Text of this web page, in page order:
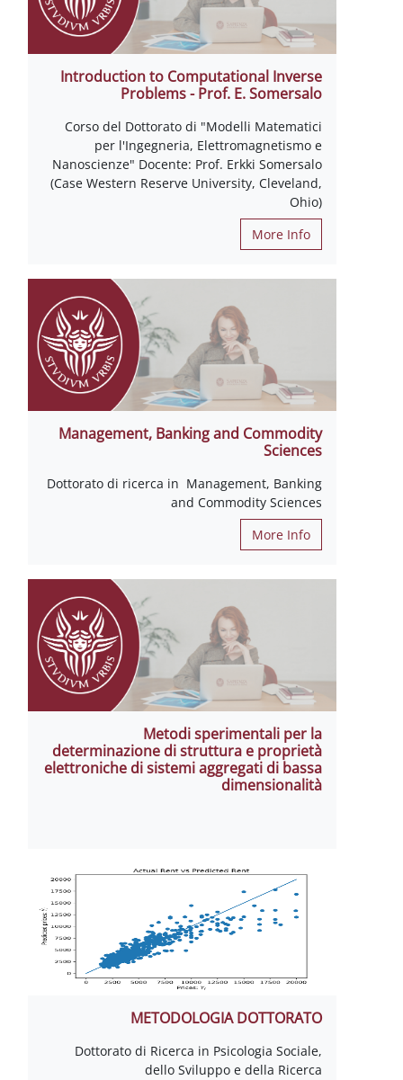
Introduction to Computational Inverse
Problems - Prof. E. Somersalo
Corso del Dottorato di "Modelli Matematici
per l'Ingegneria, Elettromagnetismo e
Nanoscienze" Docente: Prof. Erkki Somersalo
(Case Western Reserve University, Cleveland,
Ohio)
More Info
Management, Banking and Commodity
Sciences
Dottorato di ricerca in Management, Banking
and Commodity Sciences
More Info
Metodi sperimentali per la
determinazione di struttura e proprietà
elettroniche di sistemi aggregati di bassa
dimensionalità
METODOLOGIA DOTTORATO
Dottorato di Ricerca in Psicologia Sociale,
dello Sviluppo e della Ricerca